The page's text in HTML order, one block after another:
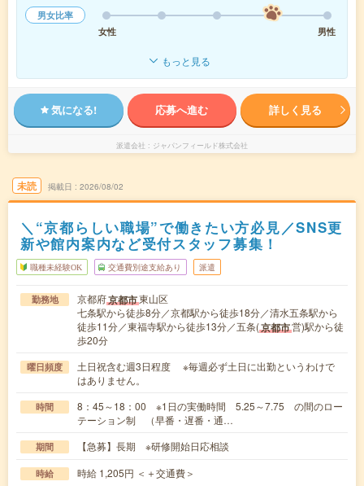
男女比率
女性
男性
もっと見る
気になる! 応募へ進む 詳しく見る
派遣会社 ジャパンフィールド株式会社
未読 掲載日 2026/08/02
＼“京都らしい職場”で働きたい方必見／SNS更
新や館内案内など受付スタッフ募集！
職種未経験OK 交通費別途支給あり 派遣
勤務地 京都府京都市東山区
七条駅から徒歩8分／京都駅から徒歩18分／清水五条駅から
徒歩11分／東福寺駅から徒歩13分／五条(京都市営)駅から徒
歩20分
曜日頻度
土日祝含む週3日程度 ※毎週必ず土日に出勤というわけで
はありません。
時間
8：45～18：00 ※1日の実働時間 5.25～7.75 の間のロー
テーション制 （早番・遅番・通…
期間 【急募】長期 ※研修開始日応相談
時給 時給 1,205円 ＜＋交通費＞